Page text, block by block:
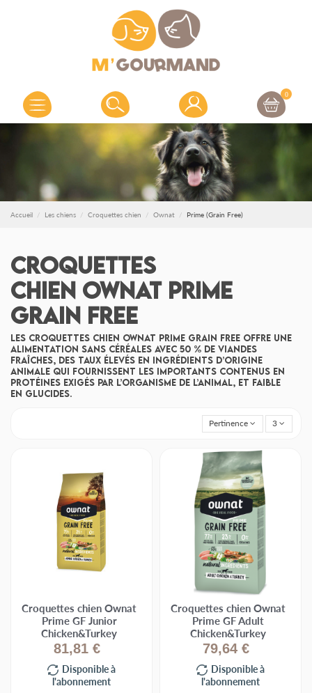
0
Accueil Les chiens Croquettes chien Ownat Prime (Grain Free)
Croquettes
chien Ownat Prime
Grain Free
Les croquettes chien Ownat Prime Grain Free offre une
alimentation sans céréales avec 50 % de viandes
fraîches, des taux élevés en ingrédients d’origine
animale qui fournissent les importants contenus en
protéines exigés par l’organisme de l’animal, et faible
en glucides.
Pertinence 3
Croquettes chien Ownat
Prime GF Junior
Chicken&Turkey
81,81 €
Disponible à
l'abonnement
Croquettes chien Ownat
Prime GF Adult
Chicken&Turkey
79,64 €
Disponible à
l'abonnement